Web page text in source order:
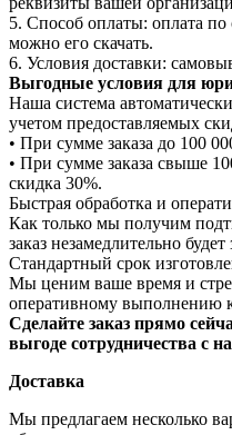
5. Способ оплаты: оплата по
можно его скачать.
6. Условия доставки:
Выгодные условия для
Наша система автоматически
учетом предоставляемых
• При сумме заказа до 100
• При сумме заказа свыше
скидка 30%.
Быстрая обработка и
Как только мы получим
заказ незамедлительно
Стандартный срок
Мы ценим ваше время и
оперативному выполнению
Сделайте заказ прямо
выгоде сотрудничества с
Доставка
Мы предлагаем несколько